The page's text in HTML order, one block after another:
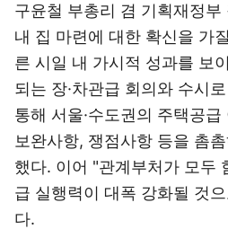
구윤철 부총리 겸 기획재정부
내 집 마련에 대한 확신을 가
른 시일 내 가시적 성과를 보
되는 장·차관급 회의와 수시
통해 서울·수도권의 주택공
보완사항, 쟁점사항 등을 촘
했다. 이어 "관계부처가 모두
급 실행력이 대폭 강화될 것
다.